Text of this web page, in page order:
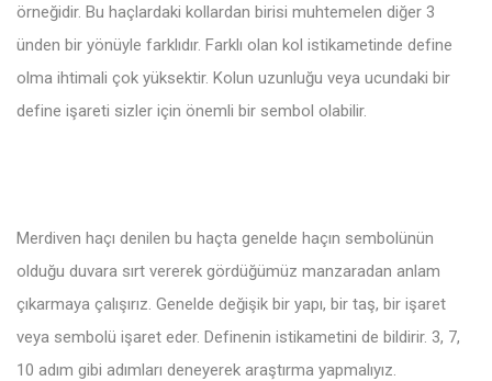
örneğidir. Bu haçlardaki kollardan birisi muhtemelen diğer 3
ünden bir yönüyle farklıdır. Farklı olan kol istikametinde define
olma ihtimali çok yüksektir. Kolun uzunluğu veya ucundaki bir
define işareti sizler için önemli bir sembol olabilir.
Merdiven haçı denilen bu haçta genelde haçın sembolünün
olduğu duvara sırt vererek gördüğümüz manzaradan anlam
çıkarmaya çalışırız. Genelde değişik bir yapı, bir taş, bir işaret
veya sembolü işaret eder. Definenin istikametini de bildirir. 3, 7,
10 adım gibi adımları deneyerek araştırma yapmalıyız.